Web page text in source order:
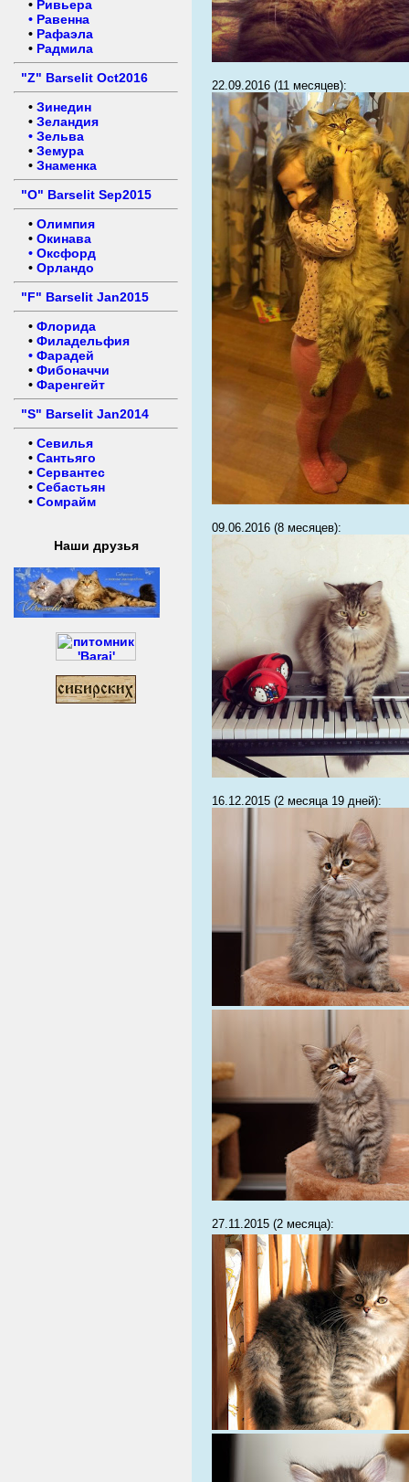
• Ривьера
• Равенна
• Рафаэла
• Радмила
"Z" Barselit Oct2016
• Зинедин
• Зеландия
• Зельва
• Земура
• Знаменка
"O" Barselit Sep2015
• Олимпия
• Окинава
• Оксфорд
• Орландо
"F" Barselit Jan2015
• Флорида
• Филадельфия
• Фарадей
• Фибоначчи
• Фаренгейт
"S" Barselit Jan2014
• Севилья
• Сантьяго
• Сервантес
• Себастьян
• Сомрайм
Наши друзья
22.09.2016 (11 месяцев):
09.06.2016 (8 месяцев):
16.12.2015 (2 месяца 19 дней):
27.11.2015 (2 месяца):